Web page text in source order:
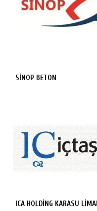
SİNOP BETON
ICA HOLDİNG KARASU